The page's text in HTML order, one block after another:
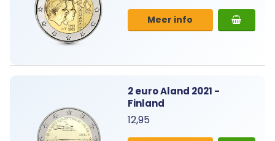
Meer info
2 euro Aland 2021 -
Finland
12,95